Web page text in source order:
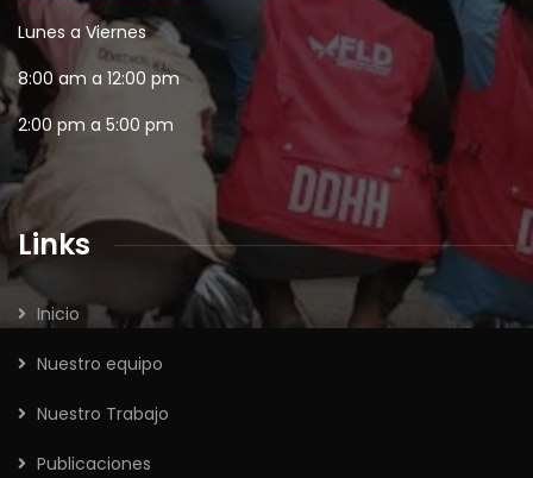
Lunes a Viernes
8:00 am a 12:00 pm
2:00 pm a 5:00 pm
Links
Inicio
Nuestro equipo
Nuestro Trabajo
Publicaciones